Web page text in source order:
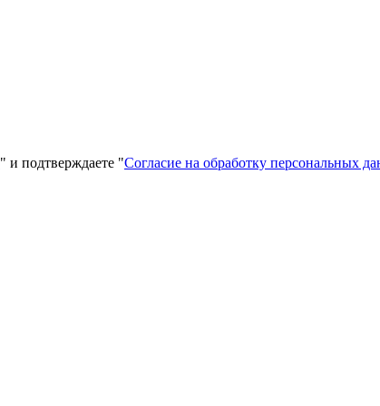
" и подтверждаете "Согласие на обработку персональных